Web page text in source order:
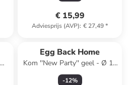
€ 15,99
Adviesprijs (AVP): € 27,49*
Egg Back Home
Kom ''New Party'' geel - Ø 16
cm
-12%